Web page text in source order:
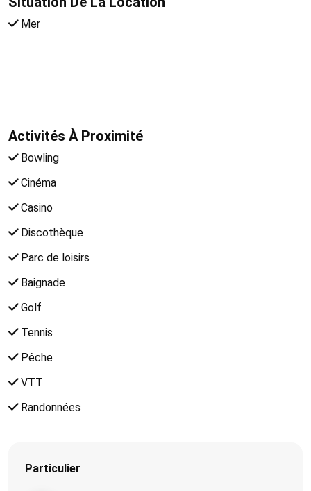
Mer
Activités À Proximité
Bowling
Cinéma
Casino
Discothèque
Parc de loisirs
Baignade
Golf
Tennis
Pêche
VTT
Randonnées
Particulier